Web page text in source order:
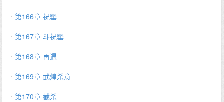
第166章 祝罂
第167章 斗祝罂
第168章 再遇
第169章 武煌杀意
第170章 截杀